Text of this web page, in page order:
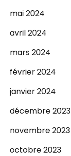
mai 2024
avril 2024
mars 2024
février 2024
janvier 2024
décembre 2023
novembre 2023
octobre 2023